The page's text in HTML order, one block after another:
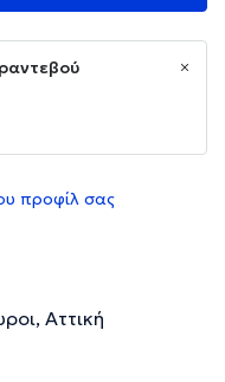
προφίλ σας
Αττική